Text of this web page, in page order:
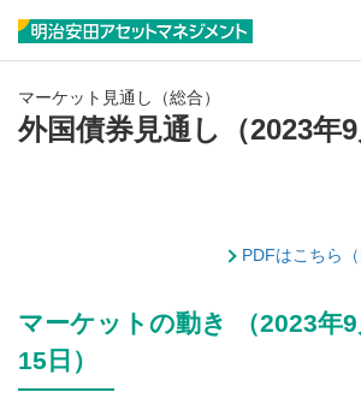
マーケット見通し（総合）
外国債券見通し（2023年9
PDFはこちら
マーケットの動き （2023年9
15日）